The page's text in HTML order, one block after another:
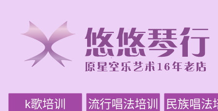
k歌培训 流行唱法培训 民族唱法